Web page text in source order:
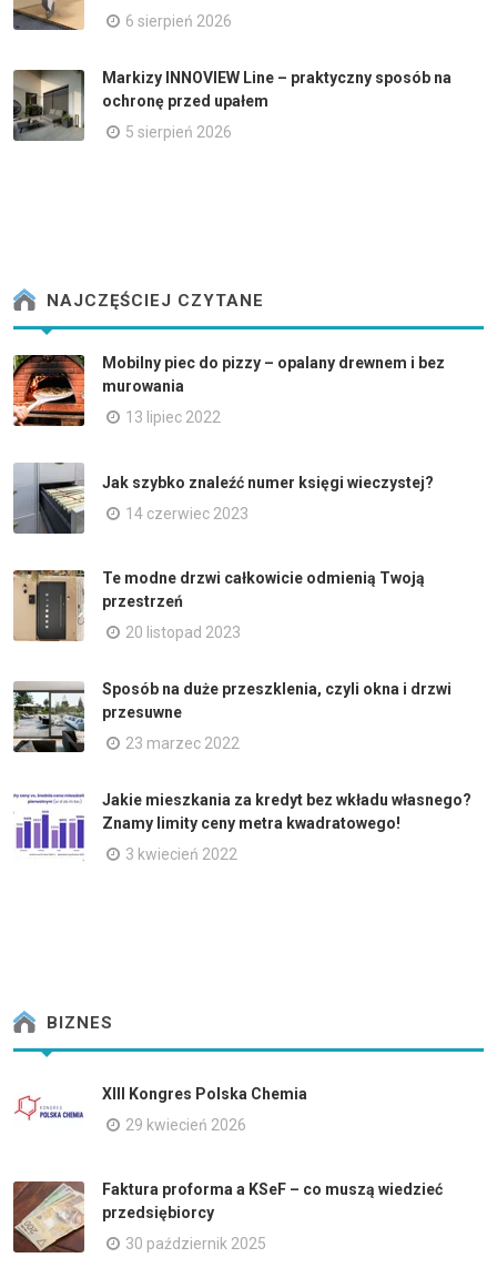
6 sierpień 2026
Markizy INNOVIEW Line – praktyczny sposób na
ochronę przed upałem
5 sierpień 2026
NAJCZĘŚCIEJ CZYTANE
Mobilny piec do pizzy – opalany drewnem i bez
murowania
13 lipiec 2022
Jak szybko znaleźć numer księgi wieczystej?
14 czerwiec 2023
Te modne drzwi całkowicie odmienią Twoją
przestrzeń
20 listopad 2023
Sposób na duże przeszklenia, czyli okna i drzwi
przesuwne
23 marzec 2022
Jakie mieszkania za kredyt bez wkładu własnego?
Znamy limity ceny metra kwadratowego!
3 kwiecień 2022
BIZNES
XIII Kongres Polska Chemia
29 kwiecień 2026
Faktura proforma a KSeF – co muszą wiedzieć
przedsiębiorcy
30 październik 2025